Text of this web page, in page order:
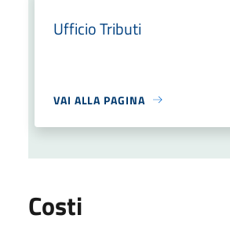
Ufficio Tributi
VAI ALLA PAGINA
Costi